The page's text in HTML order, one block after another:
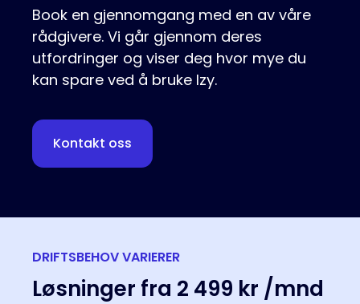
Book en gjennomgang med en av våre
rådgivere. Vi går gjennom deres
utfordringer og viser deg hvor mye du
kan spare ved å bruke Izy.
Kontakt oss
DRIFTSBEHOV VARIERER
Løsninger fra 2 499 kr /mnd